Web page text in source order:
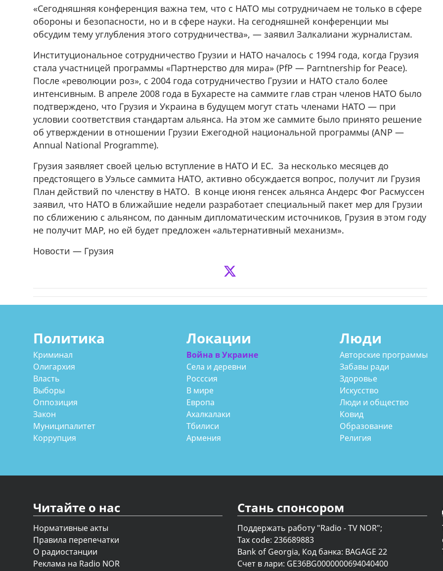
«Сегодняшняя конференция важна тем, что с НАТО мы сотрудничаем не только в сфере
обороны и безопасности, но и в сфере науки. На сегодняшней конференции мы
обсудим тему углубления этого сотрудничества», — заявил Залкалиани журналистам.
Институциональное сотрудничество Грузии и НАТО началось с 1994 года, когда Грузия
стала участницей программы «Партнерство для мира» (PfP — Parntnership for Peace).
После «революции роз», с 2004 года сотрудничество Грузии и НАТО стало более
интенсивным. В апреле 2008 года в Бухаресте на саммите глав стран членов НАТО было
подтверждено, что Грузия и Украина в будущем могут стать членами НАТО — при
условии соответствия стандартам альянса. На этом же саммите было принято решение
об утверждении в отношении Грузии Ежегодной национальной программы (ANP —
Annual National Programme).
Грузия заявляет своей целью вступление в НАТО И ЕС. За несколько месяцев до
предстоящего в Уэльсе саммита НАТО, активно обсуждается вопрос, получит ли Грузия
План действий по членству в НАТО. В конце июня генсек альянса Андерс Фог Расмуссен
заявил, что НАТО в ближайшие недели разработает специальный пакет мер для Грузии
по сближению с альянсом, по данным дипломатическим источников, Грузия в этом году
не получит МАР, но ей будет предложен «альтернативный механизм».
Новости — Грузия
Политика
Криминал
Олигархия
Власть
Выборы
Оппозиция
Закон
Муниципалитет
Коррупция
Локации
Война в Украине
Села и деревни
Росссия
В мире
Европа
Ахалкалаки
Тбилиси
Армения
Люди
Авторские программы
Забавы ради
Здоровье
Искусство
Люди и общество
Ковид
Образование
Религия
Читайте о нас
Нормативные акты
Правила перепечатки
О радиостанции
Реклама на Radio NOR
Стань спонсором
Поддержать работу "Radio - TV NOR";
Tax code: 236689883
Bank of Georgia, Код банка: BAGAGE 22
Счет в лари: GE36BG0000000694040400